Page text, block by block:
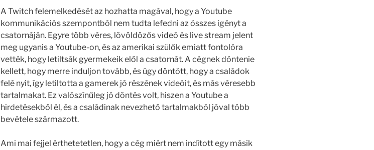
A Twitch felemelkedését az hozhatta magával, hogy a Youtube
kommunikációs szempontból nem tudta lefedni az összes igényt a
csatornáján. Egyre több véres, lövöldözős videó és live stream jelent
meg ugyanis a Youtube-on, és az amerikai szülők emiatt fontolóra
vették, hogy letiltsák gyermekeik elől a csatornát. A cégnek döntenie
kellett, hogy merre induljon tovább, és úgy döntött, hogy a családok
felé nyit, így letiltotta a gamerek jó részének videóit, és más véresebb
tartalmakat. Ez valószínűleg jó döntés volt, hiszen a Youtube a
hirdetésekből él, és a családinak nevezhető tartalmakból jóval több
bevétele származott.
Ami mai fejjel érthetetetlen, hogy a cég miért nem indított egy másik